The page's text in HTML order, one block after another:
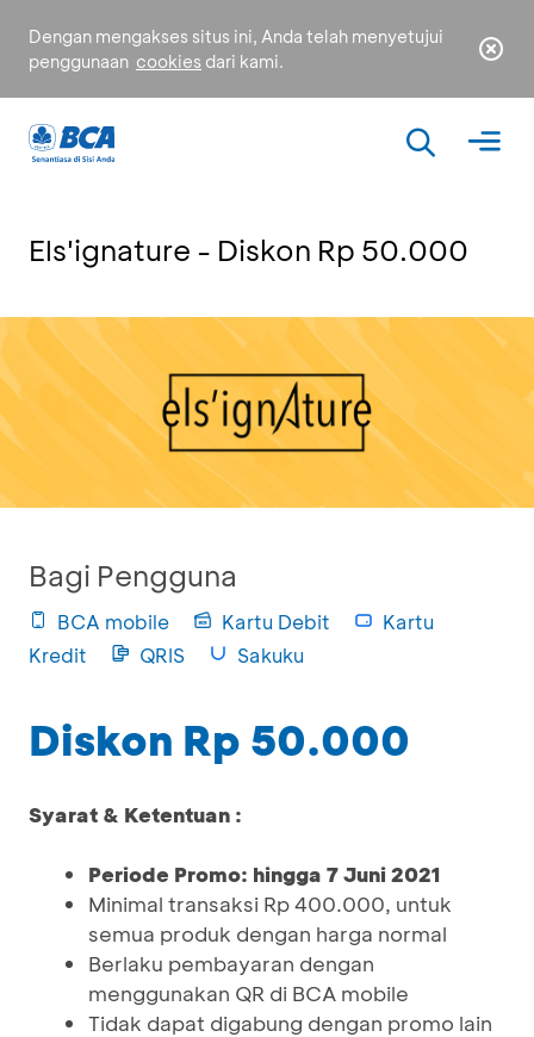
Dengan mengakses situs ini, Anda telah menyetujui
penggunaan cookies dari kami.
Els'ignature - Diskon Rp 50.000
Bagi Pengguna
BCA mobile Kartu Debit
Kartu
Kredit
QRIS Sakuku
Diskon Rp 50.000
Syarat & Ketentuan :
Periode Promo: hingga 7 Juni 2021
Minimal transaksi Rp 400.000, untuk
semua produk dengan harga normal
Berlaku pembayaran dengan
menggunakan QR di BCA mobile
Tidak dapat digabung dengan promo lain